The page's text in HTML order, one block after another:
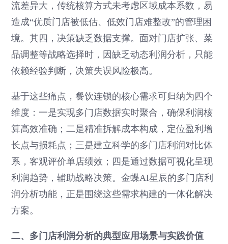
流差异大，传统核算方式未考虑区域成本系数，易
造成“优质门店被低估、低效门店难整改”的管理困
境。其四，决策缺乏数据支撑。面对门店扩张、菜
品调整等战略选择时，因缺乏动态利润分析，只能
依赖经验判断，决策失误风险极高。
基于这些痛点，餐饮连锁的核心需求可归纳为四个
维度：一是实现多门店数据实时聚合，确保利润核
算高效准确；二是精准拆解成本构成，定位盈利增
长点与损耗点；三是建立科学的多门店利润对比体
系，客观评价单店绩效；四是通过数据可视化呈现
利润趋势，辅助战略决策。金蝶AI星辰的多门店利
润分析功能，正是围绕这些需求构建的一体化解决
方案。
二、多门店利润分析的典型应用场景与实践价值